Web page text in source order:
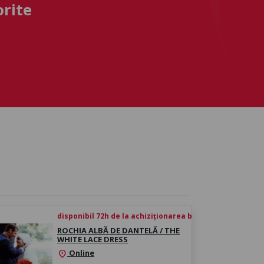
disponibil 72h de la achiziționarea biletului
ROCHIA ALBĂ DE DANTELĂ / THE
WHITE LACE DRESS
location_on Online